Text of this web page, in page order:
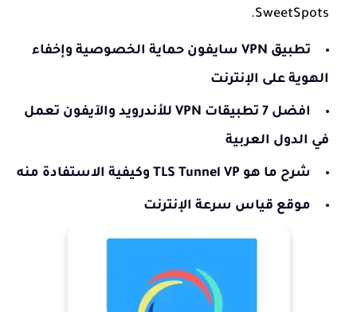
SweetSpots
.
تطبيق VPN سايفون حماية الخصوصية وإخفاء
الهوية على الإنترنت
افضل 7 تطبيقات VPN للأندرويد والآيفون تعمل
في الدول العربية
شرح ما هو TLS Tunnel VP وكيفية الاستفادة منه
موقع قياس سرعة الإنترنت